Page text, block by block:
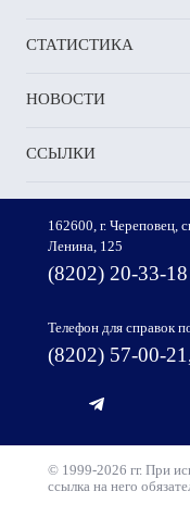
СТАТИСТИКА
НОВОСТИ
ССЫЛКИ
162600, г. Череповец,
Ленина, 125
(8202) 20-33-18
Телефон для справок
(8202) 57-00-
© 1999-2026 гг. При
ссылка на него